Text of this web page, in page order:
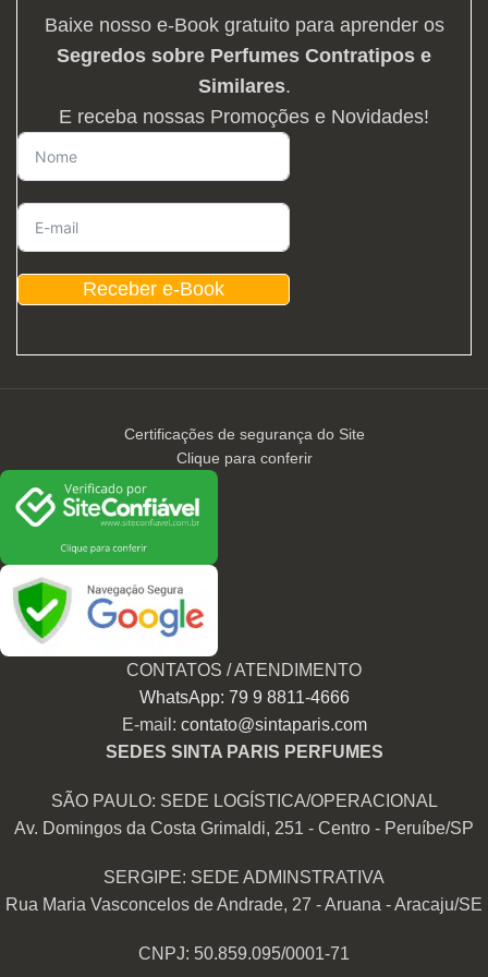
Baixe nosso e-Book gratuito para aprender os
Segredos sobre Perfumes Contratipos e
Similares.
E receba nossas Promoções e Novidades!
Receber e-Book
Certificações de segurança do Site
Clique para conferir
CONTATOS / ATENDIMENTO
WhatsApp: 79 9 8811-4666
E-mail: contato@sintaparis.com
SEDES SINTA PARIS PERFUMES
SÃO PAULO: SEDE LOGÍSTICA/OPERACIONAL
Av. Domingos da Costa Grimaldi, 251 - Centro - Peruíbe/SP
SERGIPE: SEDE ADMINSTRATIVA
Rua Maria Vasconcelos de Andrade, 27 - Aruana - Aracaju/SE
CNPJ: 50.859.095/0001-71